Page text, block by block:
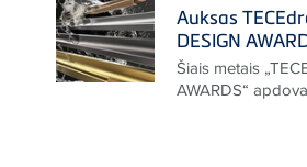
Auksas
DESIGN
Šiais metais
AWARDS“